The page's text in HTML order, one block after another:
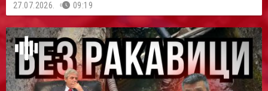
27.07.2026. 09:19